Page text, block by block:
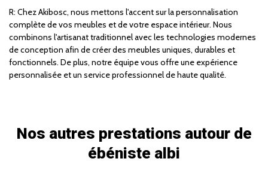
R: Chez Akibosc, nous mettons l'accent sur la personnalisation
complète de vos meubles et de votre espace intérieur. Nous
combinons l'artisanat traditionnel avec les technologies modernes
de conception afin de créer des meubles uniques, durables et
fonctionnels. De plus, notre équipe vous offre une expérience
personnalisée et un service professionnel de haute qualité.
Nos autres prestations autour de
ébéniste albi